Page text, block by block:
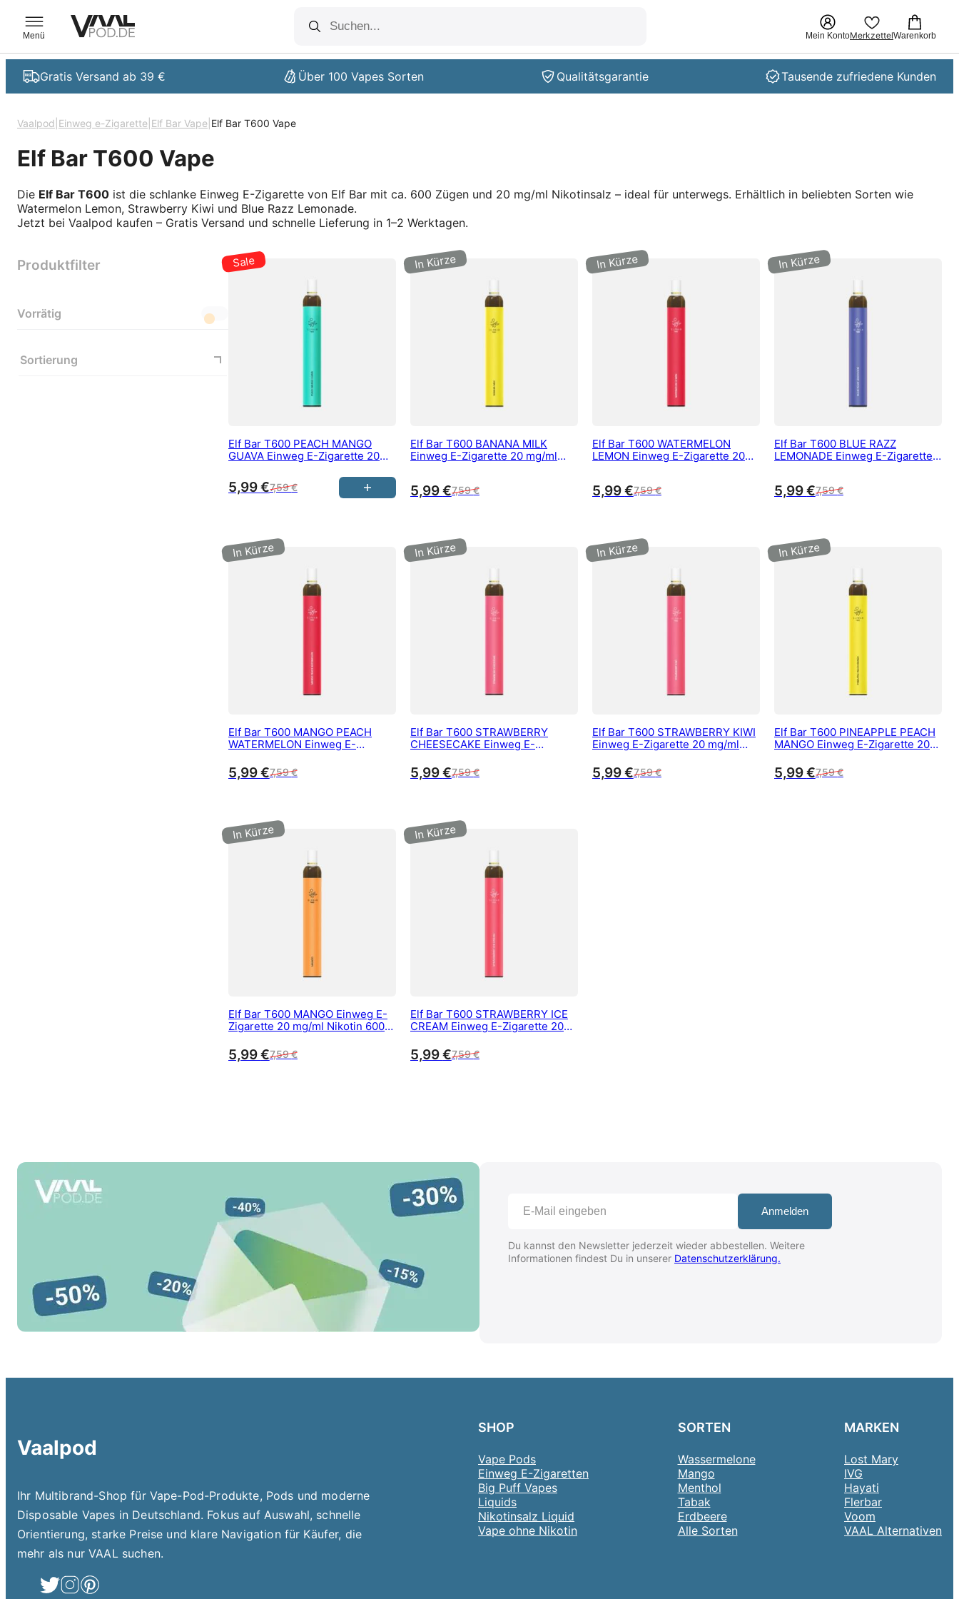
Menü Mein KontoMerkzettelWarenkorb
Gratis Versand ab 39 € Über 100 Vapes Sorten Qualitätsgarantie Tausende zufriedene Kunden
Vaalpod Einweg e-Zigarette Elf Bar Vape Elf Bar T600 Vape
Elf Bar T600 Vape
Die Elf Bar T600 ist die schlanke Einweg E-Zigarette von Elf Bar mit ca. 600 Zügen und 20 mg/ml Nikotinsalz – ideal für unterwegs. Erhältlich in beliebten Sorten wie
Watermelon Lemon, Strawberry Kiwi und Blue Razz Lemonade.
Jetzt bei Vaalpod kaufen – Gratis Versand und schnelle Lieferung in 1–2 Werktagen.
Produktfilter
Vorrätig
Sortierung
Elf Bar T600 PEACH MANGO
GUAVA Einweg E-Zigarette 20
7,59€
5,99€
Elf Bar T600 BANANA MILK
Einweg E-Zigarette 20 mg/ml
7,59€
5,99€
Elf Bar T600 WATERMELON
LEMON Einweg E-Zigarette 20
7,59€
5,99€
Elf Bar T600 BLUE RAZZ
LEMONADE Einweg E-Zigarette
7,59€
5,99€
Elf Bar T600 MANGO PEACH
WATERMELON Einweg E-
Züge
7,59€
5,99€
Elf Bar T600 STRAWBERRY
CHEESECAKE Einweg E-
Züge
7,59€
5,99€
Elf Bar T600 STRAWBERRY KIWI
Einweg E-Zigarette 20 mg/ml
7,59€
5,99€
Elf Bar T600 PINEAPPLE PEACH
MANGO Einweg E-Zigarette 20
7,59€
5,99€
Elf Bar T600 MANGO Einweg E-
Zigarette 20 mg/ml Nikotin 600
7,59€
5,99€
Elf Bar T600 STRAWBERRY ICE
CREAM Einweg E-Zigarette 20
7,59€
5,99€
Anmelden
Du kannst den Newsletter jederzeit wieder abbestellen. Weitere
Informationen findest Du in unserer Datenschutzerklärung.
Vaalpod
Ihr Multibrand-Shop für Vape-Pod-Produkte, Pods und moderne
Disposable Vapes in Deutschland. Fokus auf Auswahl, schnelle
Orientierung, starke Preise und klare Navigation für Käufer, die
mehr als nur VAAL suchen.
SHOP
Vape Pods
Einweg E-Zigaretten
Big Puff Vapes
Liquids
Nikotinsalz Liquid
Vape ohne Nikotin
SORTEN
Wassermelone
Mango
Menthol
Tabak
Erdbeere
Alle Sorten
MARKEN
Lost Mary
IVG
Hayati
Flerbar
Voom
VAAL Alternativen